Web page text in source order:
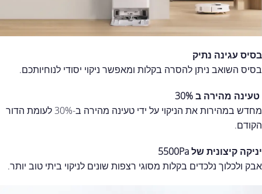
בסיס עגינה נתיק
בסיס השואב ניתן להסרה בקלות ומאפשר ניקוי יסודי לנוחיותכם.
טעינה מהירה ב 30%
מחדש במהירות את הניקוי על ידי טעינה מהירה ב-30% לעומת הדור
הקודם.
יניקה קיצונית של 5500Pa
אבק ולכלוך נלכדים בקלות מסוגי רצפות שונים לניקוי ביתי טוב יותר.